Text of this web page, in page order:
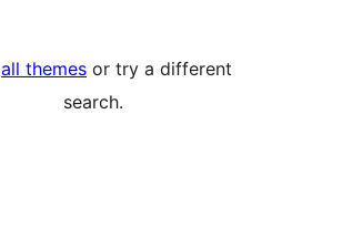
all themes or try a different
search.